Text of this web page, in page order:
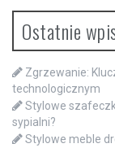
Ostatnie
Zgrzewanie:
technologicznym
Stylowe
sypialni?
Stylowe meble